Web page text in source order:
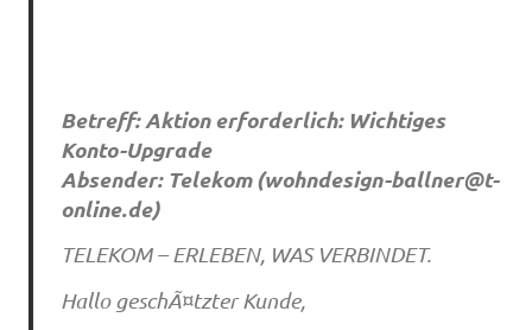
Betreff: Aktion erforderlich: Wichtiges
Konto-Upgrade
Absender: Telekom (wohndesign-ballner@t-
online.de)
TELEKOM – ERLEBEN, WAS VERBINDET.
Hallo geschÃ¤tzter Kunde,